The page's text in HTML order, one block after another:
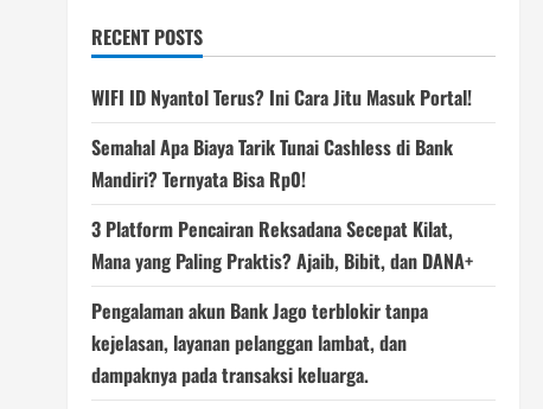
RECENT POSTS
WIFI ID Nyantol Terus? Ini Cara Jitu Masuk Portal!
Semahal Apa Biaya Tarik Tunai Cashless di Bank
Mandiri? Ternyata Bisa Rp0!
3 Platform Pencairan Reksadana Secepat Kilat,
Mana yang Paling Praktis? Ajaib, Bibit, dan DANA+
Pengalaman akun Bank Jago terblokir tanpa
kejelasan, layanan pelanggan lambat, dan
dampaknya pada transaksi keluarga.